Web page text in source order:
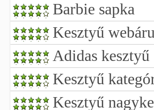
Barbie sapka
Kesztyű
Adidas kesztyű
Kesztyű
Kesztyű